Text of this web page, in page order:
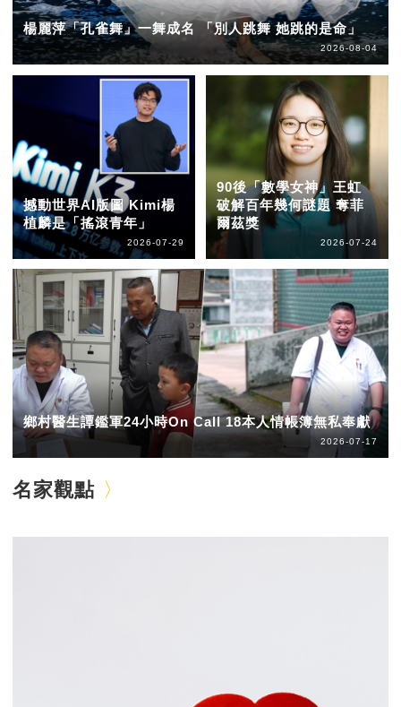
楊麗萍「孔雀舞」一舞成名 「別人跳舞 她跳的是命」
2026-08-04
撼動世界AI版圖 Kimi楊
植麟是「搖滾青年」
2026-07-29
90後「數學女神」王虹
破解百年幾何謎題 奪菲
爾茲獎
2026-07-24
鄉村醫生譚鑑軍24小時On Call 18本人情帳簿無私奉獻
2026-07-17
名家觀點